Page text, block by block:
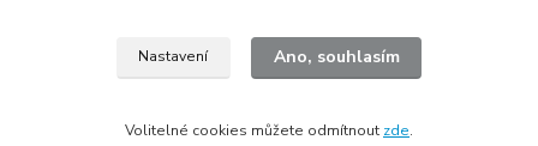
All rights reserved Copyright © 2019 - 2026 inTECHNA s.r.o.
Nastavení Ano, souhlasím
Volitelné cookies můžete odmítnout zde.